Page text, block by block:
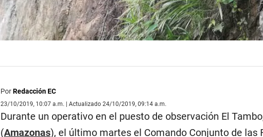
PorRedacción EC
23/10/2019, 10:07 a.m. | Actualizado 24/10/2019, 09:14 a.m.
Durante un operativo en el puesto de observación El
(Amazonas), el último martes el Comando Conjunto de las